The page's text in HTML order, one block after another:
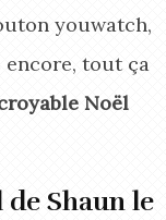
youwatch,
tout ça
Noël
Shaun le